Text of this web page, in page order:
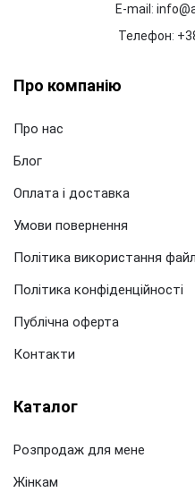
E-mail:
Телефон:
Про компанію
Про нас
Блог
Оплата і доставка
Умови повернення
Політика використання
Політика конфіденційності
Публічна оферта
Контакти
Каталог
Розпродаж для мене
Жінкам